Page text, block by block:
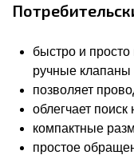
быстро и
ручные клапаны
позволяет
облегчает
компактные
простое